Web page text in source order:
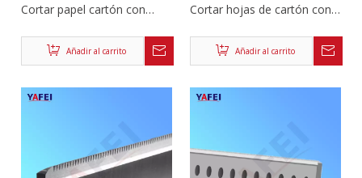
Cortar papel cartón con
Añadir al carrito
Cortar hojas de cartón con
Añadir al carrito